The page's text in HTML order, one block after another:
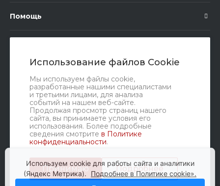
Использование файлов Cookie
Мы используем файлы cookie,
разработанные нашими специалистами
и третьими лицами, для анализа
событий на нашем веб-сайте.
Продолжая просмотр страниц нашего
сайта, вы принимаете условия его
использования. Более подробные
сведения смотрите в Политике
конфиденциальности.
Принимаю Подробнее
Помощь
Мы в соц. сетях
Используем cookie для работы сайта и аналитики
(Яндекс Метрика). Подробнее в Политике cookie».